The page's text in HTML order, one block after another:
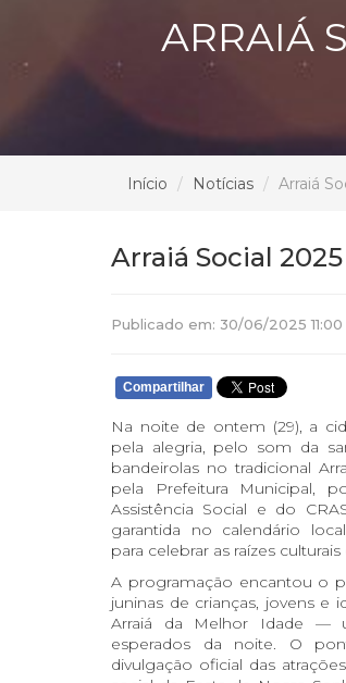
ARRAIÁ
Início Notícias Arraiá
Arraiá Social
Publicado em: 30/06/2025
Compartilhar
Na noite de ontem (29), a
pela alegria, pelo som da
bandeirolas no tradicional
pela Prefeitura Municipal,
Assistência Social e do
garantida no calendário
para celebrar as raízes
A programação encantou o
juninas de crianças, jovens e
Arraiá da Melhor Idade —
esperados da noite. O
divulgação oficial das